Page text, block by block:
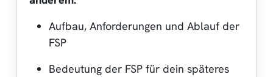
Aufbau, Anforderungen und Ablauf der
FSP
Bedeutung der FSP für dein späteres